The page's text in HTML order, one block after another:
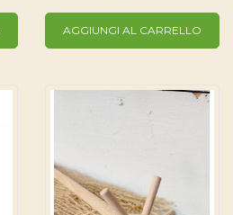
AGGIUNGI AL CARRELLO